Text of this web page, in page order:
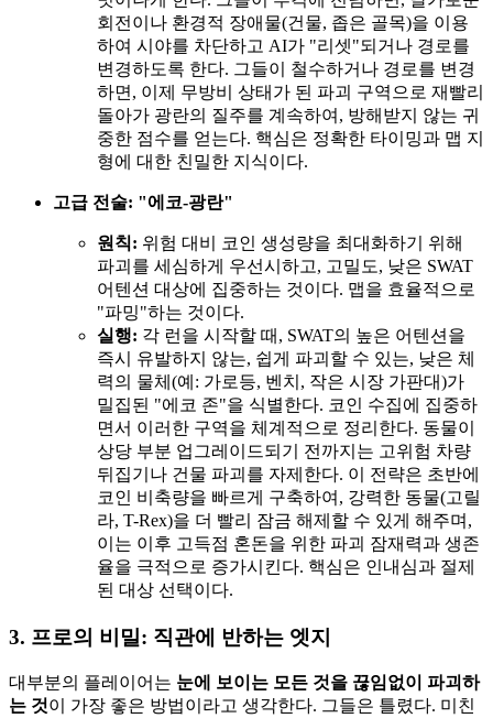
회전이나 환경적 장애물(건물, 좁은 골목)을 이용
하여 시야를 차단하고 AI가 "리셋"되거나 경로를
변경하도록 한다. 그들이 철수하거나 경로를 변경
하면, 이제 무방비 상태가 된 파괴 구역으로 재빨리
돌아가 광란의 질주를 계속하여, 방해받지 않는 귀
중한 점수를 얻는다. 핵심은 정확한 타이밍과 맵 지
형에 대한 친밀한 지식이다.
고급 전술: "에코-광란"
원칙: 위험 대비 코인 생성량을 최대화하기 위해
파괴를 세심하게 우선시하고, 고밀도, 낮은 SWAT
어텐션 대상에 집중하는 것이다. 맵을 효율적으로
"파밍"하는 것이다.
실행: 각 런을 시작할 때, SWAT의 높은 어텐션을
즉시 유발하지 않는, 쉽게 파괴할 수 있는, 낮은 체
력의 물체(예: 가로등, 벤치, 작은 시장 가판대)가
밀집된 "에코 존"을 식별한다. 코인 수집에 집중하
면서 이러한 구역을 체계적으로 정리한다. 동물이
상당 부분 업그레이드되기 전까지는 고위험 차량
뒤집기나 건물 파괴를 자제한다. 이 전략은 초반에
코인 비축량을 빠르게 구축하여, 강력한 동물(고릴
라, T-Rex)을 더 빨리 잠금 해제할 수 있게 해주며,
이는 이후 고득점 혼돈을 위한 파괴 잠재력과 생존
율을 극적으로 증가시킨다. 핵심은 인내심과 절제
된 대상 선택이다.
3. 프로의 비밀: 직관에 반하는 엣지
대부분의 플레이어는 눈에 보이는 모든 것을 끊임없이 파괴하
는 것이 가장 좋은 방법이라고 생각한다. 그들은 틀렸다. 미친